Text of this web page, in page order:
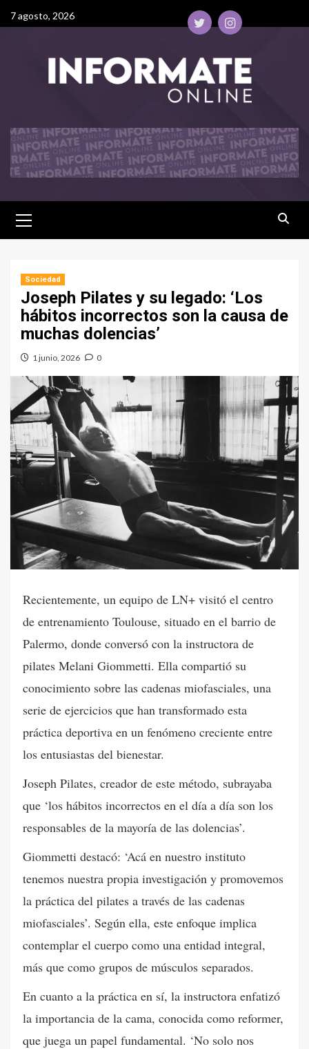
7 agosto, 2026
Sociedad
Joseph Pilates y su legado: ‘Los
hábitos incorrectos son la causa de
muchas dolencias’
1 junio, 2026 0
Recientemente, un equipo de LN+ visitó el centro
de entrenamiento Toulouse, situado en el barrio de
Palermo, donde conversó con la instructora de
pilates Melani Giommetti. Ella compartió su
conocimiento sobre las cadenas miofasciales, una
serie de ejercicios que han transformado esta
práctica deportiva en un fenómeno creciente entre
los entusiastas del bienestar.
Joseph Pilates, creador de este método, subrayaba
que ‘los hábitos incorrectos en el día a día son los
responsables de la mayoría de las dolencias’.
Giommetti destacó: ‘Acá en nuestro instituto
tenemos nuestra propia investigación y promovemos
la práctica del pilates a través de las cadenas
miofasciales’. Según ella, este enfoque implica
contemplar el cuerpo como una entidad integral,
más que como grupos de músculos separados.
En cuanto a la práctica en sí, la instructora enfatizó
la importancia de la cama, conocida como reformer,
que juega un papel fundamental. ‘No solo nos